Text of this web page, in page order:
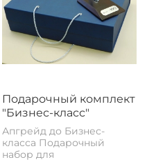
Подарочный комплект
"Бизнес-класс"
Апгрейд до Бизнес-
класса Подарочный
набор для